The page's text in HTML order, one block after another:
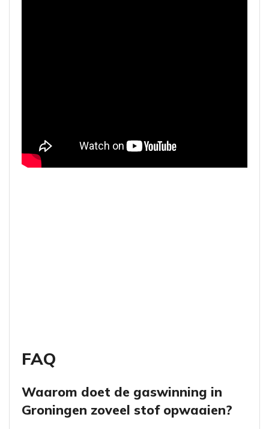
FAQ
Waarom doet de gaswinning in
Groningen zoveel stof opwaaien?